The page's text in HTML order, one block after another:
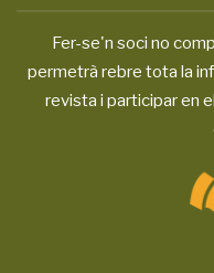
Fer-se'n soci no
permetrà rebre tota la
revista i participar en